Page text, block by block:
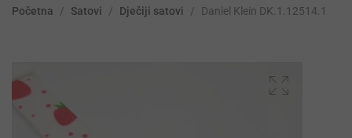
Početna / Satovi / Dječiji satovi / Daniel Klein DK.1.12514.1